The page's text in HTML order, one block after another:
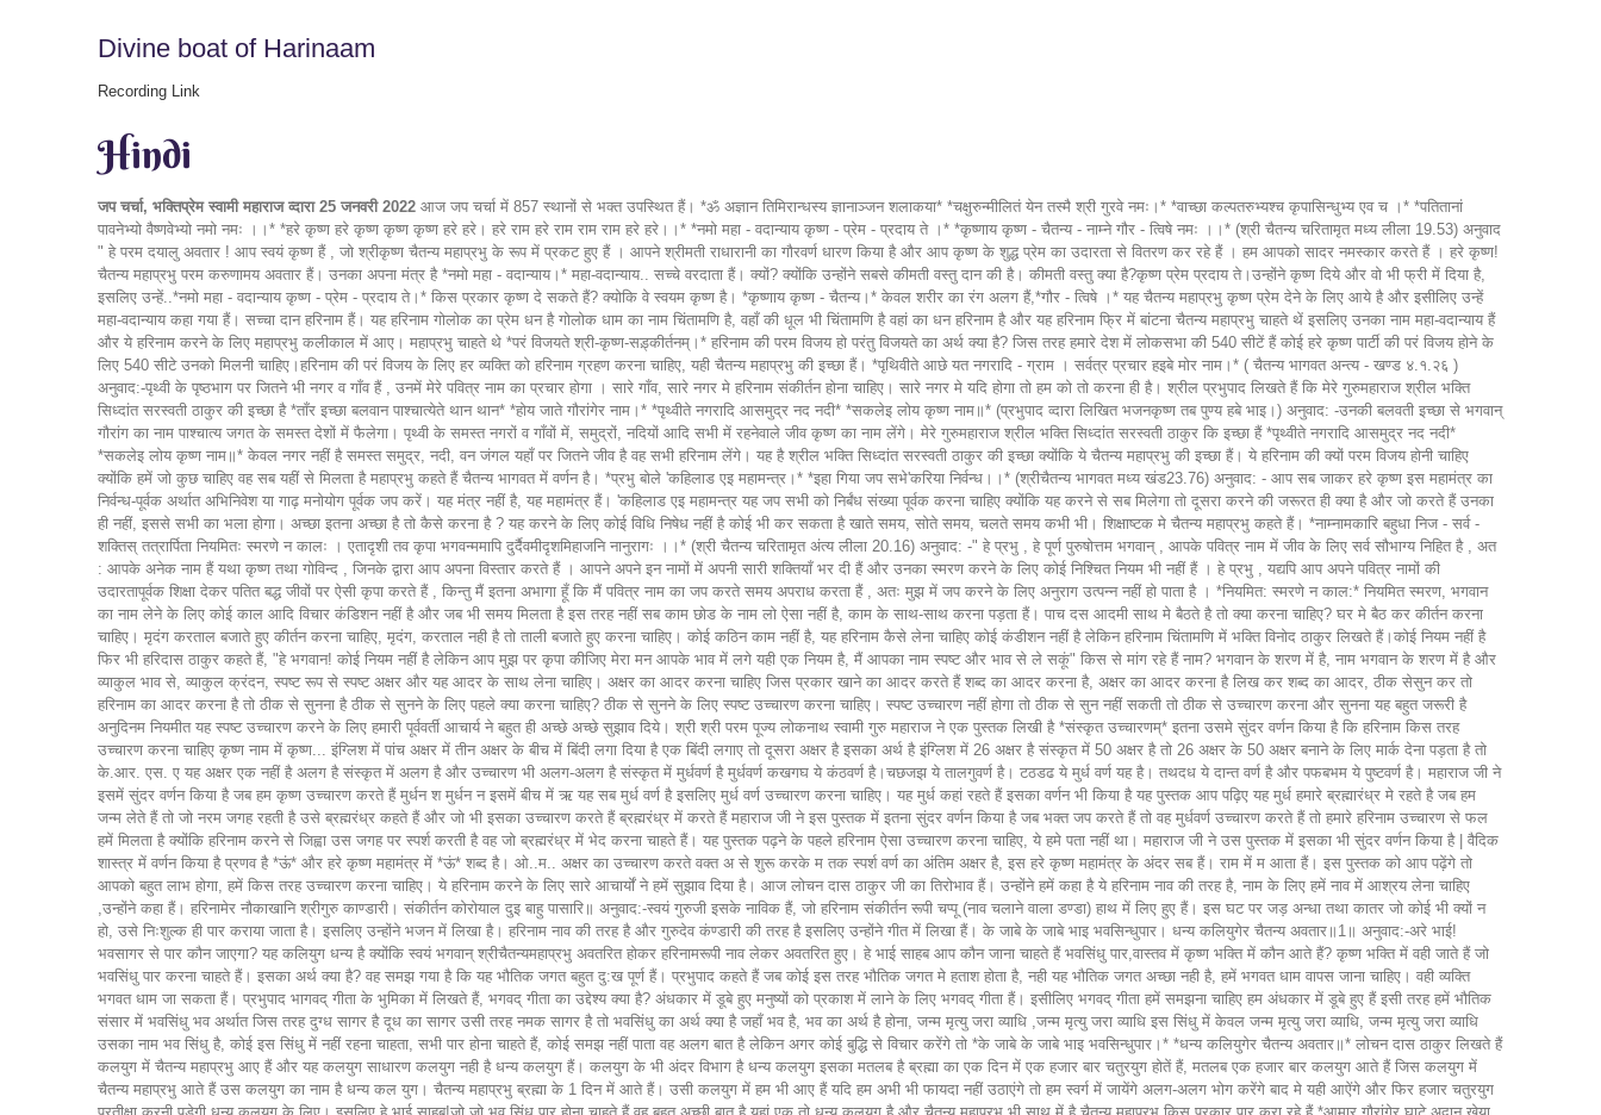
Divine boat of Harinaam
Recording Link
Hindi
जप चर्चा, भक्तिप्रेम स्वामी महाराज व्दारा 25 जनवरी 2022 आज जप चर्चा में 857 स्थानों से भक्त उपस्थित हैं। *ॐ अज्ञान तिमिरान्धस्य ज्ञानाञ्जन शलाकया* *चक्षुरुन्मीलितं येन तस्मै श्री गुरवे नमः।* *वाच्छा कल्पतरुभ्यश्च कृपासिन्धुभ्य एव च ।* *पतितानां पावनेभ्यो वैष्णवेभ्यो नमो नमः ।।* *हरे कृष्ण हरे कृष्ण कृष्ण कृष्ण हरे हरे। हरे राम हरे राम राम राम हरे हरे।।* *नमो महा - वदान्याय कृष्ण - प्रेम - प्रदाय ते ।* *कृष्णाय कृष्ण - चैतन्य - नाम्ने गौर - त्विषे नमः ।।* (श्री चैतन्य चरितामृत मध्य लीला 19.53) अनुवाद " हे परम दयालु अवतार ! आप स्वयं कृष्ण हैं , जो श्रीकृष्ण चैतन्य महाप्रभु के रूप में प्रकट हुए हैं । आपने श्रीमती राधारानी का गौरवर्ण धारण किया है और आप कृष्ण के शुद्ध प्रेम का उदारता से वितरण कर रहे हैं । हम आपको सादर नमस्कार करते हैं । हरे कृष्ण! चैतन्य महाप्रभु परम करुणामय अवतार हैं। उनका अपना मंत्र है *नमो महा - वदान्याय।* महा-वदान्याय.. सच्चे वरदाता हैं। क्यों? क्योंकि उन्होंने सबसे कीमती वस्तु दान की है। कीमती वस्तु क्या है?कृष्ण प्रेम प्रदाय ते।उन्होंने कृष्ण दिये और वो भी फ्री में दिया है, इसलिए उन्हें..*नमो महा - वदान्याय कृष्ण - प्रेम - प्रदाय ते।* किस प्रकार कृष्ण दे सकते हैं? क्योकि वे स्वयम कृष्ण है। *कृष्णाय कृष्ण - चैतन्य।* केवल शरीर का रंग अलग हैं,*गौर - त्विषे ।* यह चैतन्य महाप्रभु कृष्ण प्रेम देने के लिए आये है और इसीलिए उन्हें महा-वदान्याय कहा गया हैं। सच्चा दान हरिनाम हैं। यह हरिनाम गोलोक का प्रेम धन है गोलोक धाम का नाम चिंतामणि है, वहाँ की धूल भी चिंतामणि है वहां का धन हरिनाम है और यह हरिनाम फ्रि में बांटना चैतन्य महाप्रभु चाहते थें इसलिए उनका नाम महा-वदान्याय हैं और ये हरिनाम करने के लिए महाप्रभु कलीकाल में आए। महाप्रभु चाहते थे *परं विजयते श्री-कृष्ण-सड़्कीर्तनम्।* हरिनाम की परम विजय हो परंतु विजयते का अर्थ क्या है? जिस तरह हमारे देश में लोकसभा की 540 सीटें हैं कोई हरे कृष्ण पार्टी की परं विजय होने के लिए 540 सीटे उनकाे मिलनी चाहिए।हरिनाम की परं विजय के लिए हर व्यक्ति को हरिनाम ग्रहण करना चाहिए, यही चैतन्य महाप्रभु की इच्छा हैं। *पृथिवीते आछे यत नगरादि - ग्राम । सर्वत्र प्रचार हइबे मोर नाम।* ( चैतन्य भागवत अन्त्य - खण्ड ४.१.२६ ) अनुवाद:-पृथ्वी के पृष्ठभाग पर जितने भी नगर व गाँव हैं , उनमें मेरे पवित्र नाम का प्रचार होगा । सारे गाँव, सारे नगर मे हरिनाम संकीर्तन होना चाहिए। सारे नगर मे यदि होगा तो हम को तो करना ही है। श्रील प्रभुपाद लिखते हैं कि मेरे गुरुमहाराज श्रील भक्ति सिध्दांत सरस्वती ठाकुर की इच्छा है *ताँर इच्छा बलवान पाश्चात्येते थान थान* *होय जाते गौरांगेर नाम।* *पृथ्वीते नगरादि आसमुद्र नद नदी* *सकलेइ लोय कृष्ण नाम॥* (प्रभुपाद व्दारा लिखित भजनकृष्ण तब पुण्य हबे भाइ।) अनुवाद: -उनकी बलवती इच्छा से भगवान् गौरांग का नाम पाश्चात्य जगत के समस्त देशों में फैलेगा। पृथ्वी के समस्त नगरों व गाँवों में, समुद्रों, नदियों आदि सभी में रहनेवाले जीव कृष्ण का नाम लेंगे। मेरे गुरुमहाराज श्रील भक्ति सिध्दांत सरस्वती ठाकुर कि इच्छा हैं *पृथ्वीते नगरादि आसमुद्र नद नदी* *सकलेइ लोय कृष्ण नाम॥* केवल नगर नहीं है समस्त समुद्र, नदी, वन जंगल यहाँ पर जितने जीव है वह सभी हरिनाम लेंगे। यह है श्रील भक्ति सिध्दांत सरस्वती ठाकुर की इच्छा क्योंकि ये चैतन्य महाप्रभु की इच्छा हैं। ये हरिनाम की क्यों परम विजय होनी चाहिए क्योंकि हमें जो कुछ चाहिए वह सब यहीं से मिलता है महाप्रभु कहते हैं चैतन्य भागवत में वर्णन है। *प्रभु बोले 'कहिलाड एइ महामन्त्र।* *इहा गिया जप सभे'करिया निर्वन्ध।।* (श्रीचैतन्य भागवत मध्य खंड23.76) अनुवाद: - आप सब जाकर हरे कृष्ण इस महामंत्र का निर्वन्ध-पूर्वक अर्थात अभिनिवेश या गाढ़ मनोयोग पूर्वक जप करें। यह मंत्र नहीं है, यह महामंत्र हैं। 'कहिलाड एइ महामन्त्र यह जप सभी को निर्बंध संख्या पूर्वक करना चाहिए क्योंकि यह करने से सब मिलेगा तो दूसरा करने की जरूरत ही क्या है और जो करते हैं उनका ही नहीं, इससे सभी का भला होगा। अच्छा इतना अच्छा है तो कैसे करना है ? यह करने के लिए कोई विधि निषेध नहीं है कोई भी कर सकता है खाते समय, सोते समय, चलते समय कभी भी। शिक्षाष्टक मे चैतन्य महाप्रभु कहते हैं। *नाम्नामकारि बहुधा निज - सर्व - शक्तिस् तत्रार्पिता नियमितः स्मरणे न कालः । एतादृशी तव कृपा भगवन्ममापि दुर्दैवमीदृशमिहाजनि नानुरागः ।।* (श्री चैतन्य चरितामृत अंत्य लीला 20.16) अनुवाद: -" हे प्रभु , हे पूर्ण पुरुषोत्तम भगवान् , आपके पवित्र नाम में जीव के लिए सर्व सौभाग्य निहित है , अत : आपके अनेक नाम हैं यथा कृष्ण तथा गोविन्द , जिनके द्वारा आप अपना विस्तार करते हैं । आपने अपने इन नामों में अपनी सारी शक्तियाँ भर दी हैं और उनका स्मरण करने के लिए कोई निश्चित नियम भी नहीं हैं । हे प्रभु , यद्यपि आप अपने पवित्र नामों की उदारतापूर्वक शिक्षा देकर पतित बद्ध जीवों पर ऐसी कृपा करते हैं , किन्तु मैं इतना अभागा हूँ कि मैं पवित्र नाम का जप करते समय अपराध करता हैं , अतः मुझ में जप करने के लिए अनुराग उत्पन्न नहीं हो पाता है । *नियमित: स्मरणे न काल:* नियमित स्मरण, भगवान का नाम लेने के लिए कोई काल आदि विचार कंडिशन नहीं है और जब भी समय मिलता है इस तरह नहीं सब काम छोड के नाम लो ऐसा नहीं है, काम के साथ-साथ करना पड़ता हैं। पाच दस आदमी साथ मे बैठते है तो क्या करना चाहिए? घर मे बैठ कर कीर्तन करना चाहिए। मृदंग करताल बजाते हुए कीर्तन करना चाहिए, मृदंग, करताल नही है तो ताली बजाते हुए करना चाहिए। कोई कठिन काम नहीं है, यह हरिनाम कैसे लेना चाहिए कोई कंडीशन नहीं है लेकिन हरिनाम चिंतामणि में भक्ति विनोद ठाकुर लिखते हैं।कोई नियम नहीं है फिर भी हरिदास ठाकुर कहते हैं, "हे भगवान! कोई नियम नहीं है लेकिन आप मुझ पर कृपा कीजिए मेरा मन आपके भाव में लगे यही एक नियम है, मैं आपका नाम स्पष्ट और भाव से ले सकूं" किस से मांग रहे हैं नाम? भगवान के शरण में है, नाम भगवान के शरण में है और व्याकुल भाव से, व्याकुल क्रंदन, स्पष्ट रूप से स्पष्ट अक्षर और यह आदर के साथ लेना चाहिए। अक्षर का आदर करना चाहिए जिस प्रकार खाने का आदर करते हैं शब्द का आदर करना है, अक्षर का आदर करना है लिख कर शब्द का आदर, ठीक सेसुन कर तो हरिनाम का आदर करना है तो ठीक से सुनना है ठीक से सुनने के लिए पहले क्या करना चाहिए? ठीक से सुनने के लिए स्पष्ट उच्चारण करना चाहिए। स्पष्ट उच्चारण नहीं होगा तो ठीक से सुन नहीं सकती तो ठीक से उच्चारण करना और सुनना यह बहुत जरूरी है अनुदिनम नियमीत यह स्पष्ट उच्चारण करने के लिए हमारी पूर्ववर्ती आचार्य ने बहुत ही अच्छे अच्छे सुझाव दिये। श्री श्री परम पूज्य लोकनाथ स्वामी गुरु महाराज ने एक पुस्तक लिखी है *संस्कृत उच्चारणम्* इतना उसमे सुंदर वर्णन किया है कि हरिनाम किस तरह उच्चारण करना चाहिए कृष्ण नाम में कृष्ण... इंग्लिश में पांच अक्षर में तीन अक्षर के बीच में बिंदी लगा दिया है एक बिंदी लगाए तो दूसरा अक्षर है इसका अर्थ है इंग्लिश में 26 अक्षर है संस्कृत में 50 अक्षर है तो 26 अक्षर के 50 अक्षर बनाने के लिए मार्क देना पड़ता है तो के.आर. एस. ए यह अक्षर एक नहीं है अलग है संस्कृत में अलग है और उच्चारण भी अलग-अलग है संस्कृत में मुर्धवर्ण है मुर्धवर्ण कखगघ ये कंठवर्ण है।चछजझ ये तालगुवर्ण है। टठडढ ये मुर्ध वर्ण यह है। तथदध ये दान्त वर्ण है और पफबभम ये पुष्टवर्ण है। महाराज जी ने इसमें सुंदर वर्णन किया है जब हम कृष्ण उच्चारण करते हैं मुर्धन श मुर्धन न इसमें बीच में ऋ यह सब मुर्ध वर्ण है इसलिए मुर्ध वर्ण उच्चारण करना चाहिए। यह मुर्ध कहां रहते हैं इसका वर्णन भी किया है यह पुस्तक आप पढ़िए यह मुर्ध हमारे ब्रह्मारंध्र मे रहते है जब हम जन्म लेते हैं तो जो नरम जगह रहती है उसे ब्रह्मरंध्र कहते हैं और जो भी इसका उच्चारण करते हैं ब्रह्मरंध्र में करते हैं महाराज जी ने इस पुस्तक में इतना सुंदर वर्णन किया है जब भक्त जप करते हैं तो वह मुर्धवर्ण उच्चारण करते हैं तो हमारे हरिनाम उच्चारण से फल हमें मिलता है क्योंकि हरिनाम करने से जिह्वा उस जगह पर स्पर्श करती है वह जो ब्रह्मरंध्र में भेद करना चाहते हैं। यह पुस्तक पढ़ने के पहले हरिनाम ऐसा उच्चारण करना चाहिए, ये हमे पता नहीं था। महाराज जी ने उस पुस्तक में इसका भी सुंदर वर्णन किया है | वैदिक शास्त्र में वर्णन किया है प्रणव है *ऊं* और हरे कृष्ण महामंत्र में *ऊं* शब्द है। ओ..म.. अक्षर का उच्चारण करते वक्त अ से शुरू करके म तक स्पर्श वर्ण का अंतिम अक्षर है, इस हरे कृष्ण महामंत्र के अंदर सब हैं। राम में म आता हैं। इस पुस्तक को आप पढ़ेंगे तो आपको बहुत लाभ होगा, हमें किस तरह उच्चारण करना चाहिए। ये हरिनाम करने के लिए सारे आचार्यों ने हमें सुझाव दिया है। आज लोचन दास ठाकुर जी का तिरोभाव हैं। उन्होंने हमें कहा है ये हरिनाम नाव की तरह है, नाम के लिए हमें नाव में आश्रय लेना चाहिए ,उन्होंने कहा हैं। हरिनामेर नौकाखानि श्रीगुरु काण्डारी। संकीर्तन कोरोयाल दुइ बाहु पासारि॥ अनुवाद:-स्वयं गुरुजी इसके नाविक हैं, जो हरिनाम संकीर्तन रूपी चप्पू (नाव चलाने वाला डण्डा) हाथ में लिए हुए हैं। इस घट पर जड़ अन्धा तथा कातर जो कोई भी क्यों न हो, उसे निःशुल्क ही पार कराया जाता है। इसलिए उन्होंने भजन में लिखा है। हरिनाम नाव की तरह है और गुरुदेव कंण्डारी की तरह है इसलिए उन्होंने गीत में लिखा हैं। के जाबे के जाबे भाइ भवसिन्धुपार। धन्य कलियुगेर चैतन्य अवतार॥1॥ अनुवाद:-अरे भाई! भवसागर से पार कौन जाएगा? यह कलियुग धन्य है क्योंकि स्वयं भगवान् श्रीचैतन्यमहाप्रभु अवतरित होकर हरिनामरूपी नाव लेकर अवतरित हुए। हे भाई साहब आप कौन जाना चाहते हैं भवसिंधु पार,वास्तव में कृष्ण भक्ति में कौन आते हैं? कृष्ण भक्ति में वही जाते हैं जो भवसिंधु पार करना चाहते हैं। इसका अर्थ क्या है? वह समझ गया है कि यह भौतिक जगत बहुत दु:ख पूर्ण हैं। प्रभुपाद कहते हैं जब कोई इस तरह भौतिक जगत मे हताश होता है, नही यह भौतिक जगत अच्छा नही है, हमें भगवत धाम वापस जाना चाहिए। वही व्यक्ति भगवत धाम जा सकता हैं। प्रभुपाद भागवद् गीता के भुमिका में लिखते हैं, भगवद् गीता का उद्देश्य क्या है? अंधकार में डूबे हुए मनुष्यों को प्रकाश में लाने के लिए भगवद् गीता हैं। इसीलिए भगवद् गीता हमें समझना चाहिए हम अंधकार में डूबे हुए हैं इसी तरह हमें भौतिक संसार में भवसिंधु भव अर्थात जिस तरह दुग्ध सागर है दूध का सागर उसी तरह नमक सागर है तो भवसिंधु का अर्थ क्या है जहाँ भव है, भव का अर्थ है होना, जन्म मृत्यु जरा व्याधि ,जन्म मृत्यु जरा व्याधि इस सिंधु में केवल जन्म मृत्यु जरा व्याधि, जन्म मृत्यु जरा व्याधि उसका नाम भव सिंधु है, कोई इस सिंधु में नहीं रहना चाहता, सभी पार होना चाहते हैं, कोई समझ नहीं पाता वह अलग बात है लेकिन अगर कोई बुद्धि से विचार करेंगे तो *के जाबे के जाबे भाइ भवसिन्धुपार।* *धन्य कलियुगेर चैतन्य अवतार॥* लोचन दास ठाकुर लिखते हैं कलयुग में चैतन्य महाप्रभु आए हैं और यह कलयुग साधारण कलयुग नही है धन्य कलयुग हैं। कलयुग के भी अंदर विभाग है धन्य कलयुग इसका मतलब है ब्रह्मा का एक दिन में एक हजार बार चतुरयुग होतें हैं, मतलब एक हजार बार कलयुग आते हैं जिस कलयुग में चैतन्य महाप्रभु आते हैं उस कलयुग का नाम है धन्य कल युग। चैतन्य महाप्रभु ब्रह्मा के 1 दिन में आते हैं। उसी कलयुग में हम भी आए हैं यदि हम अभी भी फायदा नहीं उठाएंगे तो हम स्वर्ग में जायेंगे अलग-अलग भोग करेंगे बाद मे यही आऐंगे और फिर हजार चतुरयुग प्रतीक्षा करनी पड़ेगी धन्य कलयुग के लिए। इसलिए हे भाई साहब!जो जो भव सिंधु पार होना चाहते हैं वह बहुत अच्छी बात है यहां एक तो धन्य कलयुग है और चैतन्य महाप्रभु भी साथ में है चैतन्य महाप्रभु किस प्रकार पार करा रहे हैं *आमार गौरांगेर घाटे अदान खेया बय।* *